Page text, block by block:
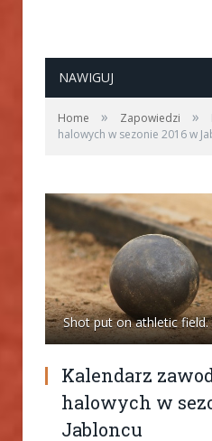
NAWIGUJ
Home » Zapowiedzi »
halowych w sezonie 2016 w
Shot put on athletic field.
Kalendarz
halowych w
Jabloncu